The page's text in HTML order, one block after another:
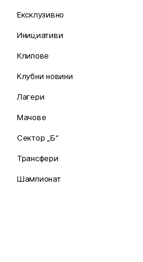
Ексклузивно
Инициативи
Клипове
Клубни новини
Лагери
Мачове
Сектор „Б“
Трансфери
Шампионат